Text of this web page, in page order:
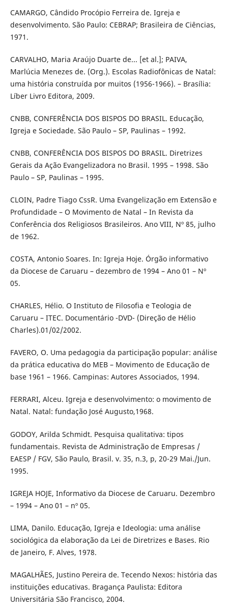
CAMARGO, Cândido Procópio Ferreira de. Igreja e
desenvolvimento. São Paulo: CEBRAP; Brasileira de Ciências,
1971.
CARVALHO, Maria Araújo Duarte de... [et al.]; PAIVA,
Marlúcia Menezes de. (Org.). Escolas Radiofônicas de Natal:
uma história construída por muitos (1956-1966). – Brasília:
Líber Livro Editora, 2009.
CNBB, CONFERÊNCIA DOS BISPOS DO BRASIL. Educação,
Igreja e Sociedade. São Paulo – SP, Paulinas – 1992.
CNBB, CONFERÊNCIA DOS BISPOS DO BRASIL. Diretrizes
Gerais da Ação Evangelizadora no Brasil. 1995 – 1998. São
Paulo – SP, Paulinas – 1995.
CLOIN, Padre Tiago CssR. Uma Evangelização em Extensão e
Profundidade – O Movimento de Natal – In Revista da
Conferência dos Religiosos Brasileiros. Ano VIII, Nº 85, julho
de 1962.
COSTA, Antonio Soares. In: Igreja Hoje. Órgão informativo
da Diocese de Caruaru – dezembro de 1994 – Ano 01 – Nº
05.
CHARLES, Hélio. O Instituto de Filosofia e Teologia de
Caruaru – ITEC. Documentário -DVD- (Direção de Hélio
Charles).01/02/2002.
FAVERO, O. Uma pedagogia da participação popular: análise
da prática educativa do MEB – Movimento de Educação de
base 1961 – 1966. Campinas: Autores Associados, 1994.
FERRARI, Alceu. Igreja e desenvolvimento: o movimento de
Natal. Natal: fundação José Augusto,1968.
GODOY, Arilda Schmidt. Pesquisa qualitativa: tipos
fundamentais. Revista de Administração de Empresas /
EAESP / FGV, São Paulo, Brasil. v. 35, n.3, p, 20-29 Mai./Jun.
1995.
IGREJA HOJE, Informativo da Diocese de Caruaru. Dezembro
– 1994 – Ano 01 – nº 05.
LIMA, Danilo. Educação, Igreja e Ideologia: uma análise
sociológica da elaboração da Lei de Diretrizes e Bases. Rio
de Janeiro, F. Alves, 1978.
MAGALHÃES, Justino Pereira de. Tecendo Nexos: história das
instituições educativas. Bragança Paulista: Editora
Universitária São Francisco, 2004.